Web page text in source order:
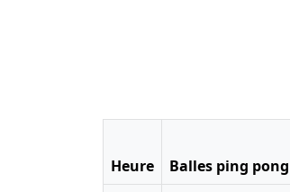
Heure Balles ping pong